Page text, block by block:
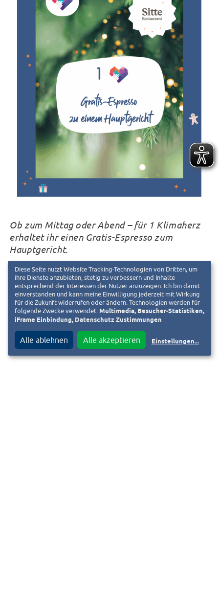
Ob zum Mittag oder Abend – für 1 Klimaherz
erhaltet ihr einen Gratis-Espresso zum
Hauptgericht.
📍Sitte Darmstadt
Karlstraße 15, 64283 Darmstadt
www.restaurant-sitte.de
Diese Seite nutzt Website Tracking-Technologien von Dritten, um
ihre Dienste anzubieten, stetig zu verbessern und Inhalte
entsprechend der Interessen der Nutzer anzuzeigen. Ich bin damit
einverstanden und kann meine Einwilligung jederzeit mit Wirkung
für die Zukunft widerrufen oder ändern. Technologien werden für
folgende Zwecke verwendet: Multimedia, Besucher-Statistiken,
iFrame Einbindung, Datenschutz Zustimmungen
Alle ablehnen Alle akzeptieren Einstellungen...